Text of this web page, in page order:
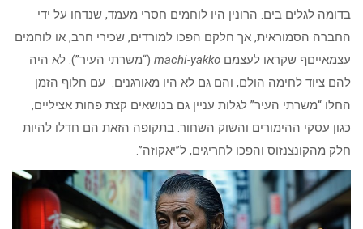
בדומה לגלים בים. הרונין היו לוחמים חסרי מעמד, שנדחו על ידי
החברה הסמוראית, אך חלקם הפכו למורדים, שכירי חרב, או לוחמים
עצמאייםף שקראו לעצמם machi-yakko (“משרתי העיר”). לא היה
להם ציוד לחימה הולם, והם גם לא היו מאורגנים. עם חלוף הזמן
החלו “משרתי העיר” לגלות עניין גם בנושאים קצת פחות אציליים,
כגון עסקי ההימורים והשוק השחור. בתקופה הזאת הם חדלו להיות
חלק מהקונצנזוס והפכו לחריגים, ל”יאקוזה”.